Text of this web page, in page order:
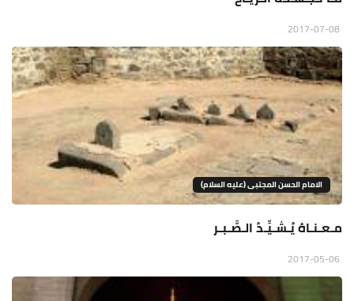
الامام الحسن المجتبى (عليه السلام)
مـعـنـاهُ يُـشـيِّـدُ الـصَّـبـر